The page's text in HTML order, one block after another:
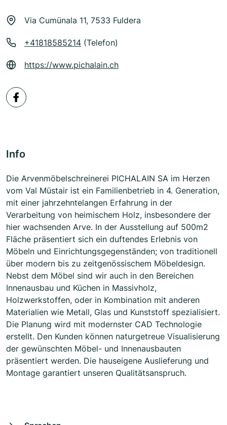
Via Cumünala 11, 7533 Fuldera
+41818585214 (Telefon)
https://www.pichalain.ch
Info
Die Arvenmöbelschreinerei PICHALAIN SA im Herzen
vom Val Müstair ist ein Familienbetrieb in 4. Generation,
mit einer jahrzehntelangen Erfahrung in der
Verarbeitung von heimischem Holz, insbesondere der
hier wachsenden Arve. In der Ausstellung auf 500m2
Fläche präsentiert sich ein duftendes Erlebnis von
Möbeln und Einrichtungsgegenständen; von traditionell
über modern bis zu zeitgenössischem Möbeldesign.
Nebst dem Möbel sind wir auch in den Bereichen
Innenausbau und Küchen in Massivholz,
Holzwerkstoffen, oder in Kombination mit anderen
Materialien wie Metall, Glas und Kunststoff spezialisiert.
Die Planung wird mit modernster CAD Technologie
erstellt. Den Kunden können naturgetreue Visualisierung
der gewünschten Möbel- und Innenausbauten
präsentiert werden. Die hauseigene Auslieferung und
Montage garantiert unseren Qualitätsanspruch.